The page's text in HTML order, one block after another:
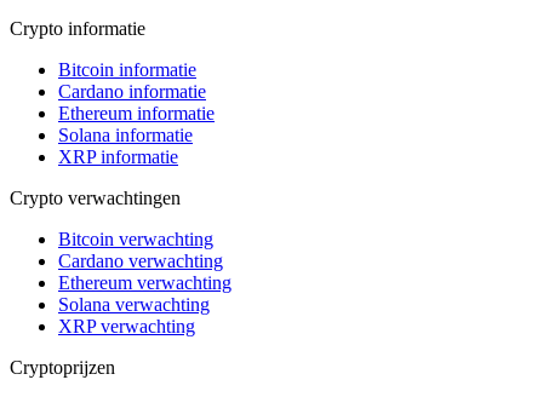
Crypto informatie
Bitcoin informatie
Cardano informatie
Ethereum informatie
Solana informatie
XRP informatie
Crypto verwachtingen
Bitcoin verwachting
Cardano verwachting
Ethereum verwachting
Solana verwachting
XRP verwachting
Cryptoprijzen